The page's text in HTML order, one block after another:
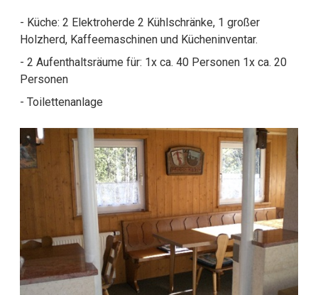
- Küche: 2 Elektroherde 2 Kühlschränke, 1 großer
Holzherd, Kaffeemaschinen und Kücheninventar.
- 2 Aufenthaltsräume für: 1x ca. 40 Personen 1x ca. 20
Personen
- Toilettenanlage